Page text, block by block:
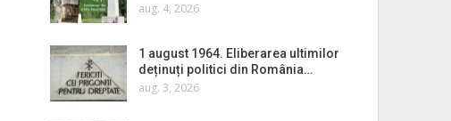
aug. 4, 2026
1 august 1964. Eliberarea ultimilor
deținuți politici din România…
aug. 3, 2026